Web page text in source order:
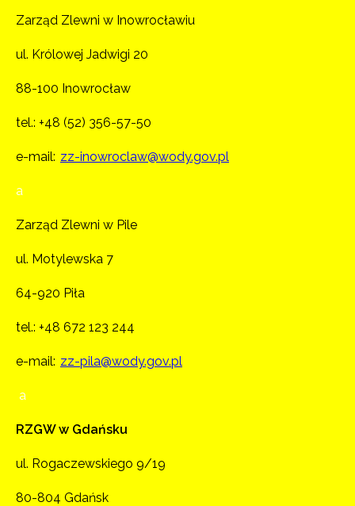
Zarząd Zlewni w Inowrocławiu
ul. Królowej Jadwigi 20
88-100 Inowrocław
tel.: +48 (52) 356-57-50
e-mail: zz-inowroclaw@wody.gov.pl
a
Zarząd Zlewni w Pile
ul. Motylewska 7
64-920 Piła
tel.: +48 672 123 244
e-mail: zz-pila@wody.gov.pl
a
RZGW w Gdańsku
ul. Rogaczewskiego 9/19
80-804 Gdańsk